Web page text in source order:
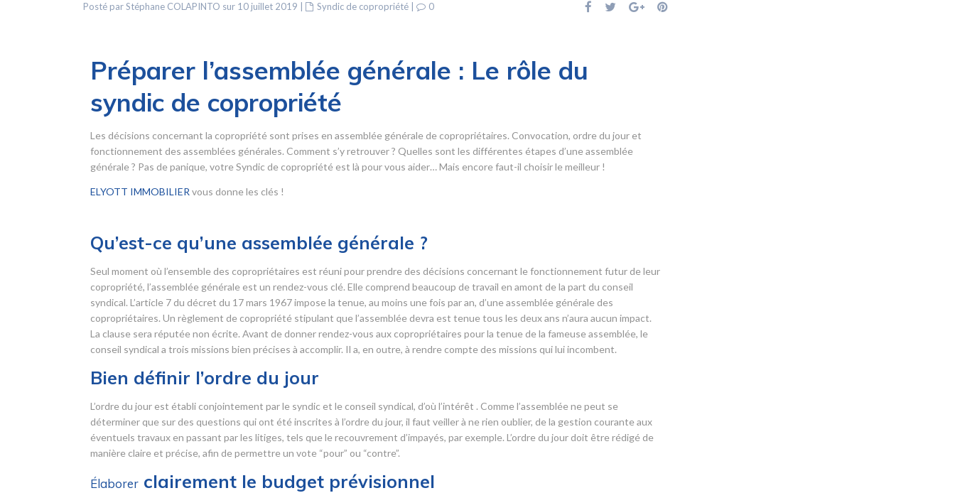
Posté par Stéphane COLAPINTO sur 10 juillet 2019 Syndic de copropriété 0
Préparer l’assemblée générale : Le rôle du
syndic de copropriété
Les décisions concernant la copropriété sont prises en assemblée générale de copropriétaires. Convocation, ordre du jour et
fonctionnement des assemblées générales. Comment s’y retrouver ? Quelles sont les différentes étapes d’une assemblée
générale ? Pas de panique, votre Syndic de copropriété est là pour vous aider… Mais encore faut-il choisir le meilleur !
ELYOTT IMMOBILIER vous donne les clés !
Qu’est-ce qu’une assemblée générale ?
Seul moment où l’ensemble des copropriétaires est réuni pour prendre des décisions concernant le fonctionnement futur de leur
copropriété, l’assemblée générale est un rendez-vous clé. Elle comprend beaucoup de travail en amont de la part du conseil
syndical. L’article 7 du décret du 17 mars 1967 impose la tenue, au moins une fois par an, d’une assemblée générale des
copropriétaires. Un règlement de copropriété stipulant que l’assemblée devra est tenue tous les deux ans n’aura aucun impact.
La clause sera réputée non écrite. Avant de donner rendez-vous aux copropriétaires pour la tenue de la fameuse assemblée, le
conseil syndical a trois missions bien précises à accomplir. Il a, en outre, à rendre compte des missions qui lui incombent.
Bien définir l’ordre du jour
L’ordre du jour est établi conjointement par le syndic et le conseil syndical, d’où l’intérêt . Comme l’assemblée ne peut se
déterminer que sur des questions qui ont été inscrites à l’ordre du jour, il faut veiller à ne rien oublier, de la gestion courante aux
éventuels travaux en passant par les litiges, tels que le recouvrement d’impayés, par exemple. L’ordre du jour doit être rédigé de
manière claire et précise, afin de permettre un vote “pour” ou “contre”.
Élaborer clairement le budget prévisionnel